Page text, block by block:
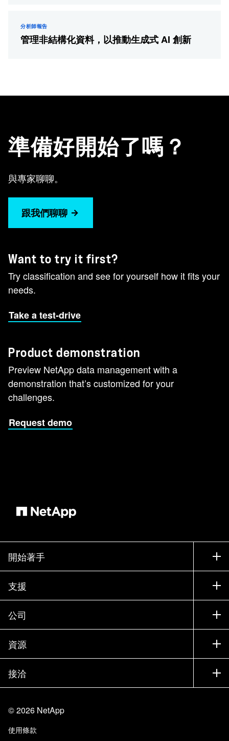
分析師報告
管理非結構化資料，以推動生成式 AI 創新
準備好開始了嗎？
與專家聊聊。
跟我們聊聊
Want to try it first?
Try classification and see for yourself how it fits your
needs.
Take a test-drive
Product demonstration
Preview NetApp data management with a
demonstration that’s customized for your
challenges.
Request demo
開始著手
如何購買
聯絡銷售人員
尋找合作夥伴
試用產品
執行簡報
產品（依英文字母順序排列）
支援
支援
訓練
說明文件
知識庫
社群
公司
公司
合作夥伴
工作機會
信任中心
責任與永續
資源
新聞
活動
部落格
客戶使用經驗
接洽
網站意見反應
存取性
©2026 NetApp
使用條款